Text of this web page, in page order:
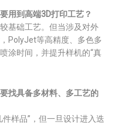
用到高端3D打印工艺？
基础工艺。但当涉及对外
PolyJet等高精度、多色多
涂时间，并提升样机的“真
找具备多材料、多工艺的
样品”，但一旦设计进入迭